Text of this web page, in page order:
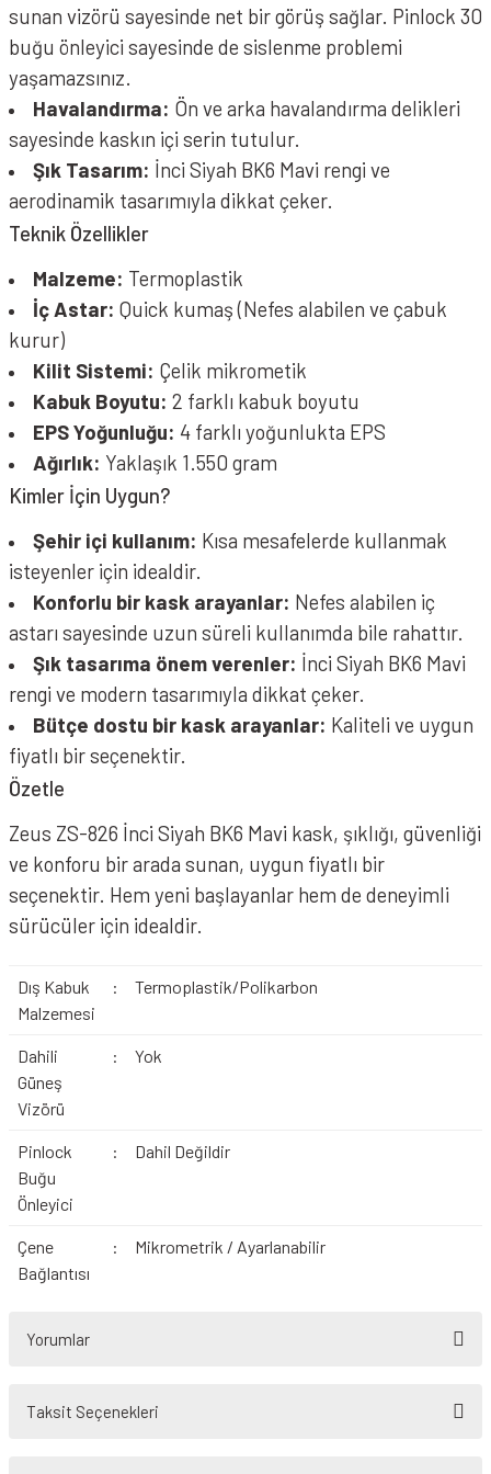
sunan vizörü sayesinde net bir görüş sağlar. Pinlock 30
buğu önleyici sayesinde de sislenme problemi
yaşamazsınız.
Havalandırma: Ön ve arka havalandırma delikleri
sayesinde kaskın içi serin tutulur.
Şık Tasarım: İnci Siyah BK6 Mavi rengi ve
aerodinamik tasarımıyla dikkat çeker.
Teknik Özellikler
Malzeme: Termoplastik
İç Astar: Quick kumaş (Nefes alabilen ve çabuk
kurur)
Kilit Sistemi: Çelik mikrometik
Kabuk Boyutu: 2 farklı kabuk boyutu
EPS Yoğunluğu: 4 farklı yoğunlukta EPS
Ağırlık: Yaklaşık 1.550 gram
Kimler İçin Uygun?
Şehir içi kullanım: Kısa mesafelerde kullanmak
isteyenler için idealdir.
Konforlu bir kask arayanlar: Nefes alabilen iç
astarı sayesinde uzun süreli kullanımda bile rahattır.
Şık tasarıma önem verenler: İnci Siyah BK6 Mavi
rengi ve modern tasarımıyla dikkat çeker.
Bütçe dostu bir kask arayanlar: Kaliteli ve uygun
fiyatlı bir seçenektir.
Özetle
Zeus ZS-826 İnci Siyah BK6 Mavi kask, şıklığı, güvenliği
ve konforu bir arada sunan, uygun fiyatlı bir
seçenektir. Hem yeni başlayanlar hem de deneyimli
sürücüler için idealdir.
Dış Kabuk
Malzemesi
: Termoplastik/Polikarbon
Dahili
Güneş
Vizörü
: Yok
Pinlock
Buğu
Önleyici
: Dahil Değildir
Çene
Bağlantısı
: Mikrometrik / Ayarlanabilir
Yorumlar
Taksit Seçenekleri